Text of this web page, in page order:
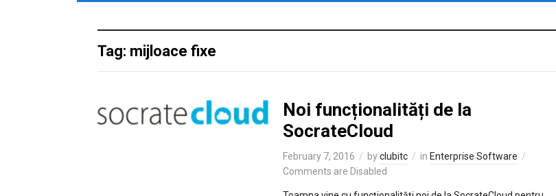
Tag: mijloace fixe
Noi funcționalități de la
SocrateCloud
February 7, 2016 byclubitc in Enterprise Software
Comments are Disabled